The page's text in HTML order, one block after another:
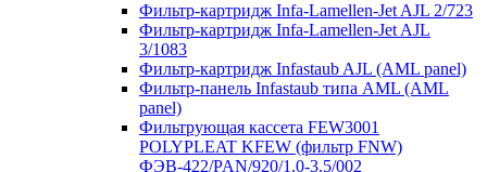
Фильтр-картридж Infa-Lamellen-Jet AJL 2/723
Фильтр-картридж Infa-Lamellen-Jet AJL
3/1083
Фильтр-картридж Infastaub AJL (AML panel)
Фильтр-панель Infastaub типа AML (AML
panel)
Фильтрующая кассета FEW3001
POLYPLEAT KFEW (фильтр FNW)
ФЭВ-422/PAN/920/1.0-3.5/002